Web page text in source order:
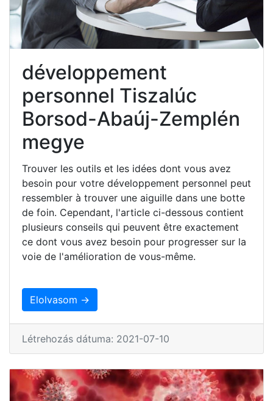
développement
personnel Tiszalúc
Borsod-Abaúj-Zemplén
megye
Trouver les outils et les idées dont vous avez
besoin pour votre développement personnel peut
ressembler à trouver une aiguille dans une botte
de foin. Cependant, l'article ci-dessous contient
plusieurs conseils qui peuvent être exactement
ce dont vous avez besoin pour progresser sur la
voie de l'amélioration de vous-même.
Elolvasom →
Létrehozás dátuma: 2021-07-10